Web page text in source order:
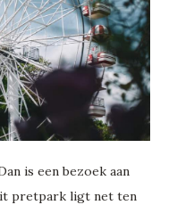
is een bezoek aan
pretpark ligt net ten